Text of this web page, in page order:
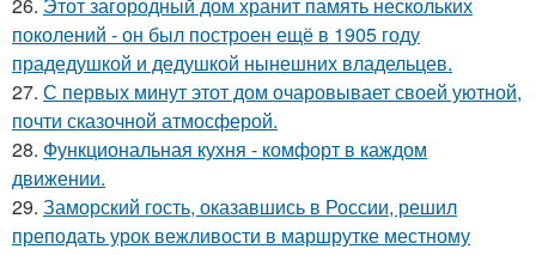
26. Этот загородный дом хранит память нескольких
поколений - он был построен ещё в 1905 году
прадедушкой и дедушкой нынешних владельцев.
27. С первых минут этот дом очаровывает своей уютной,
почти сказочной атмосферой.
28. Функциональная кухня - комфорт в каждом
движении.
29. Заморский гость, оказавшись в России, решил
преподать урок вежливости в маршрутке местному